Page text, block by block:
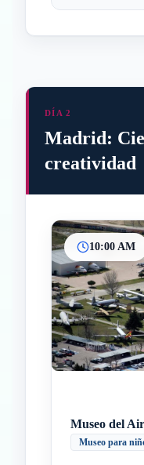
DÍA 2
Madrid:
creatividad
10:00 AM
Museo del
Museo para